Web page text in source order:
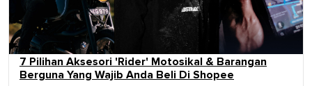
7 Pilihan Aksesori 'Rider' Motosikal & Barangan
Berguna Yang Wajib Anda Beli Di Shopee